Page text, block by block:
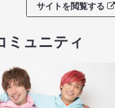
サイトを閲覧する
ミュニティ